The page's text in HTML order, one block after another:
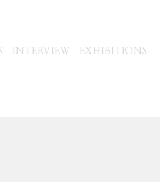
中より個展・グループ展を中心に活
INTERVIEW EXHIBITIONS